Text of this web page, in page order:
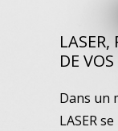
LASER,
DE
Dans un
LASER